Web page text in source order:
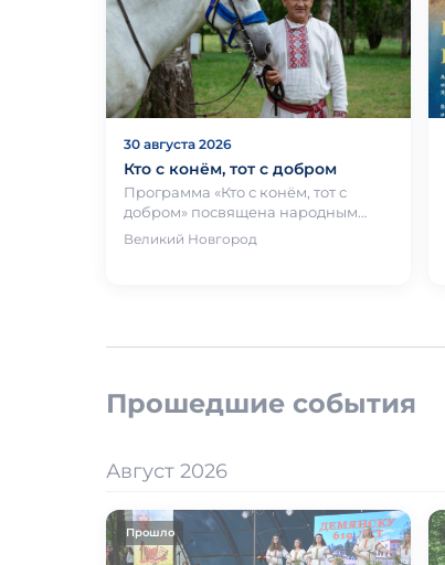
30 августа 2026
Кто с конём, тот с добром
Программа «Кто с конём, тот с
добром» посвящена народным
праздникам: дню Флора и Лавра
(покровителей лошадей) и
Великий Новгород
Прошедшие события
Август 2026
Прошло